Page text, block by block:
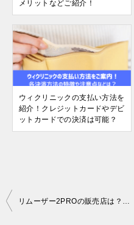
メリットなどご紹介！
ウィクリニックの支払い方法を
紹介！クレジットカードやデビ
ットカードでの決済は可能？
投
リムーザー2PROの販売店は？どこに売ってるかドンキやロフトなどでの市販状況を調査！